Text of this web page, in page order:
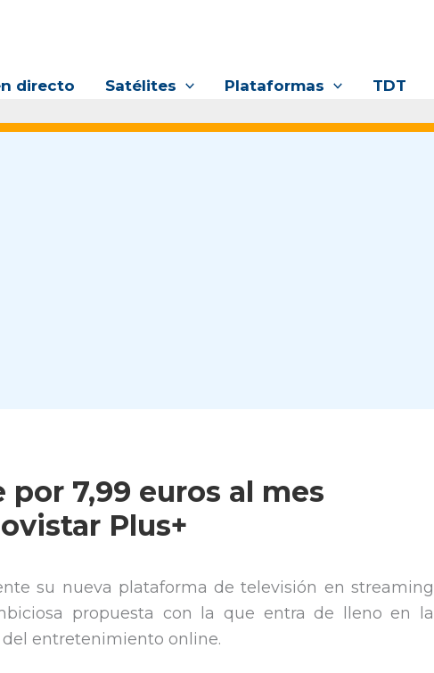
directo Satélites Plataformas TDT
por 7,99 euros al mes
Plus+
su nueva plataforma de televisión en streaming
propuesta con la que entra de lleno en la
entretenimiento online.